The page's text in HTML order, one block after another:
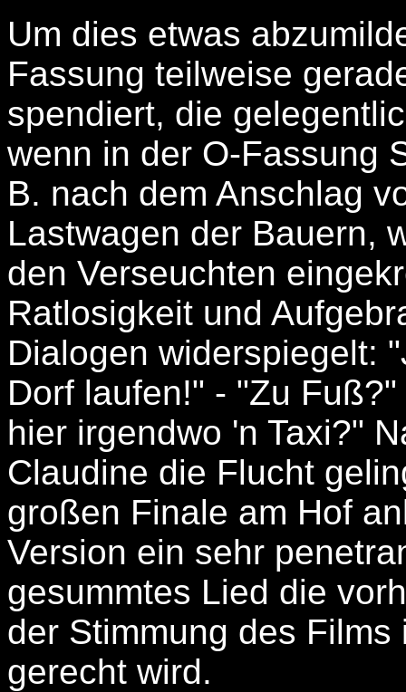
Um dies etwas
Fassung teilweise
spendiert, die
wenn in der O-Fassung
B. nach dem Anschlag
Lastwagen der Bauern,
den Verseuchten
Ratlosigkeit und
Dialogen widerspiegelt:
Dorf laufen!" - "Zu
hier irgendwo 'n Taxi?"
Claudine die Flucht
großen Finale am Hof
Version ein sehr
gesummtes Lied die
der Stimmung des
gerecht wird.